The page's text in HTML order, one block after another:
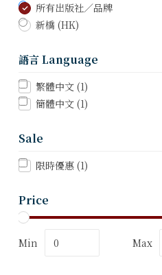
所有出版社／品牌
新橋 (HK)
語言 Language
繁體中文 (1)
簡體中文 (1)
Sale
限時優惠 (1)
Price
Min Max